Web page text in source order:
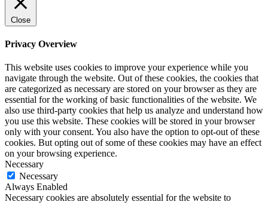
Close
Privacy Overview
This website uses cookies to improve your experience while you
navigate through the website. Out of these cookies, the cookies that
are categorized as necessary are stored on your browser as they are
essential for the working of basic functionalities of the website. We
also use third-party cookies that help us analyze and understand how
you use this website. These cookies will be stored in your browser
only with your consent. You also have the option to opt-out of these
cookies. But opting out of some of these cookies may have an effect
on your browsing experience.
Necessary
Necessary
Always Enabled
Necessary cookies are absolutely essential for the website to